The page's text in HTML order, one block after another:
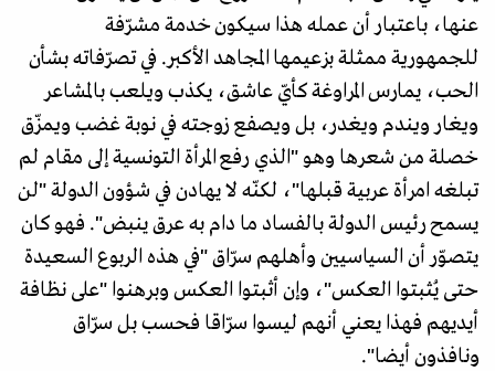
عنها، باعتبار أن عمله هذا سيكون خدمة مشرّفة
للجمهورية ممثلة بزعيمها المجاهد الأكبر. في تصرّفاته بشأن
الحب، يمارس المراوغة كأيّ عاشق، يكذب ويلعب بالمشاعر
ويغار ويندم ويغدر، بل ويصفع زوجته في نوبة غضب ويمزّق
خصلة من شعرها وهو "الذي رفع المرأة التونسية إلى مقام لم
تبلغه امرأة عربية قبلها"، لكنّه لا يهادن في شؤون الدولة "لن
يسمح رئيس الدولة بالفساد ما دام به عرق ينبض". فهو كان
يتصوّر أن السياسيين وأهلهم سرّاق "في هذه الربوع السعيدة
حتى يُثبتوا العكس"، وإن أثبتوا العكس وبرهنوا "على نظافة
أيديهم فهذا يعني أنهم ليسوا سرّاقا فحسب بل سرّاق
ونافذون أيضا".